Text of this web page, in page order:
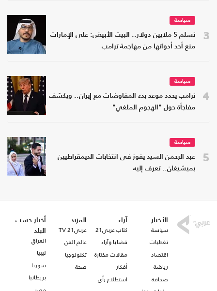
3
سياسة
تسلم 5 ملايين دولار.. البيت الأبيض: على الإمارات
منع أحد أدواتها من مهاجمة ترامب
4
سياسة
ترامب يحدد موعد بدء المفاوضات مع إيران.. ويكشف
مفاجأة حول "الهجوم الملغي"
5
سياسة
عبد الرحمن السيد يفوز في انتخابات الديمقراطيين
بميشيغان.. تعرف إليه
الأخبار
سياسة
تغطيات
اقتصاد
رياضة
صحافة
آراء
كتاب عربي21
قضايا وآراء
مقالات مختارة
أفكار
استطلاع رأي
المزيد
عربي21 TV
عالم الفن
تكنولوجيا
صحة
أخبار حسب
البلد
العراق
ليبيا
سوريا
بريطانيا